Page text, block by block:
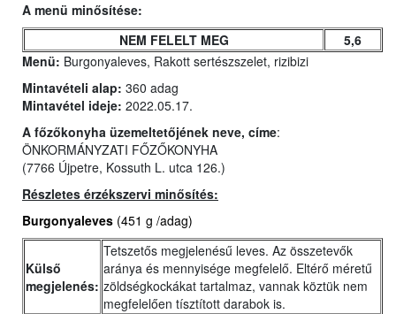
A menü minősítése:
NEM FELELT MEG
5,6
Menü: Burgonyaleves, Rakott sertészszelet, rizibizi
Mintavételi alap: 360 adag
Mintavétel ideje: 2022.05.17.
A főzőkonyha üzemeltetőjének neve, címe:
ÖNKORMÁNYZATI FŐZŐKONYHA
(7766 Újpetre, Kossuth L. utca 126.)
Részletes érzékszervi minősítés:
Burgonyaleves (451 g /adag)
Külső
megjelenés:
Tetszetős megjelenésű leves. Az összetevők
aránya és mennyisége megfelelő. Eltérő méretű
zöldségkockákat tartalmaz, vannak köztük nem
megfelelően tísztított darabok is.